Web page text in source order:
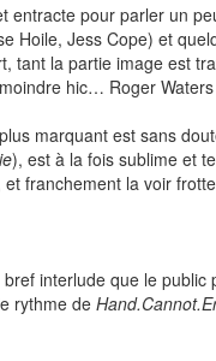
entracte pour parler un
Hoile, Jess Cope) et
tant la partie image est
hic… Roger
marquant est sans
), est à la fois sublime et
franchement la voir
bref interlude que le
rythme de